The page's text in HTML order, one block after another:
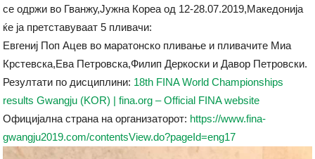
се одржи во Гванжу,Јужна Кореа од 12-28.07.2019,Македонија
ќе ја претставуваат 5 пливачи:
Евгениј Поп Ацев во маратонско пливање и пливачите Миа
Крстевска,Ева Петровска,Филип Деркоски и Давор Петровски.
Резултати по дисциплини: 18th FINA World Championships
results Gwangju (KOR) | fina.org – Official FINA website
Официјална страна на организаторот: https://www.fina-
gwangju2019.com/contentsView.do?pageId=eng17